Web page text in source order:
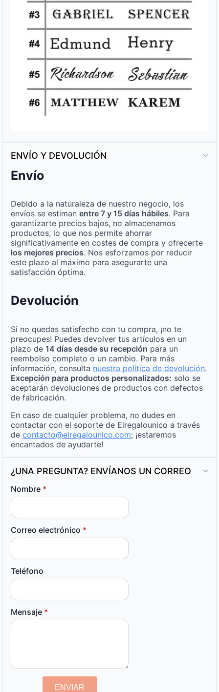
ENVÍO Y DEVOLUCIÓN
Envío
Debido a la naturaleza de nuestro negocio, los
envíos se estiman entre 7 y 15 días hábiles. Para
garantizarte precios bajos, no almacenamos
productos, lo que nos permite ahorrar
significativamente en costes de compra y ofrecerte
los mejores precios. Nos esforzamos por reducir
este plazo al máximo para asegurarte una
satisfacción óptima.
Devolución
Si no quedas satisfecho con tu compra, ¡no te
preocupes! Puedes devolver tus artículos en un
plazo de 14 días desde su recepción para un
reembolso completo o un cambio. Para más
información, consulta nuestra política de devolución.
Excepción para productos personalizados: solo se
aceptarán devoluciones de productos con defectos
de fabricación.
En caso de cualquier problema, no dudes en
contactar con el soporte de Elregalounico a través
de contacto@elregalounico.com; ¡estaremos
encantados de ayudarte!
¿UNA PREGUNTA? ENVÍANOS UN CORREO
Nombre *
Correo electrónico *
Teléfono
Mensaje *
ENVIAR